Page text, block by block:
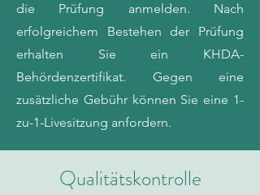
die Prüfung anmelden. Nach
erfolgreichem Bestehen der Prüfung
erhalten Sie ein KHDA-
Behördenzertifikat. Gegen eine
zusätzliche Gebühr können Sie eine 1-
zu-1-Livesitzung anfordern.
Qualitätskontrolle